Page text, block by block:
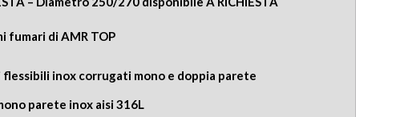
fumari di AMR TOP
flessibili inox corrugati mono e doppia parete
parete inox aisi 316L